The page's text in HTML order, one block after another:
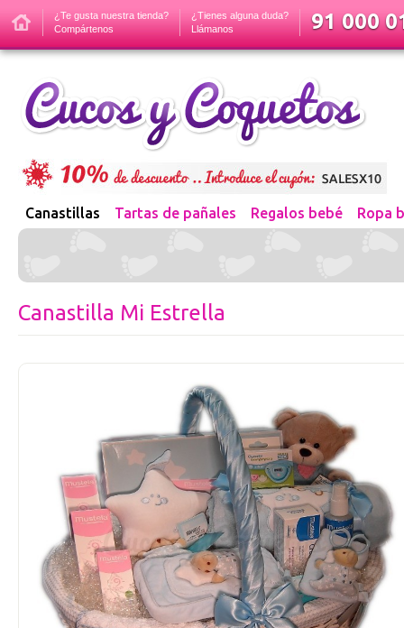
¿Te gusta nuestra tienda?
Compártenos
¿Tienes alguna duda?
Llámanos
91 000
Canastillas Tartas de pañales Regalos bebé Ropa
Canastilla Mi Estrella